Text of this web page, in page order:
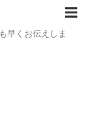
早くお伝えしま